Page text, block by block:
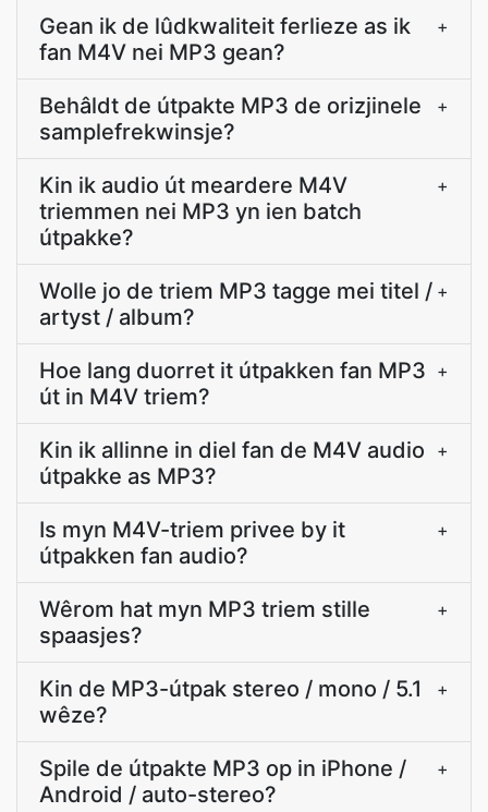
Gean ik de lûdkwaliteit ferlieze as ik
fan M4V nei MP3 gean?
+
Behâldt de útpakte MP3 de orizjinele
samplefrekwinsje?
+
Kin ik audio út meardere M4V
triemmen nei MP3 yn ien batch
útpakke?
+
Wolle jo de triem MP3 tagge mei titel /
artyst / album?
+
Hoe lang duorret it útpakken fan MP3
út in M4V triem?
+
Kin ik allinne in diel fan de M4V audio
útpakke as MP3?
+
Is myn M4V-triem privee by it
útpakken fan audio?
+
Wêrom hat myn MP3 triem stille
spaasjes?
+
Kin de MP3-útpak stereo / mono / 5.1
wêze?
+
Spile de útpakte MP3 op in iPhone /
Android / auto-stereo?
+